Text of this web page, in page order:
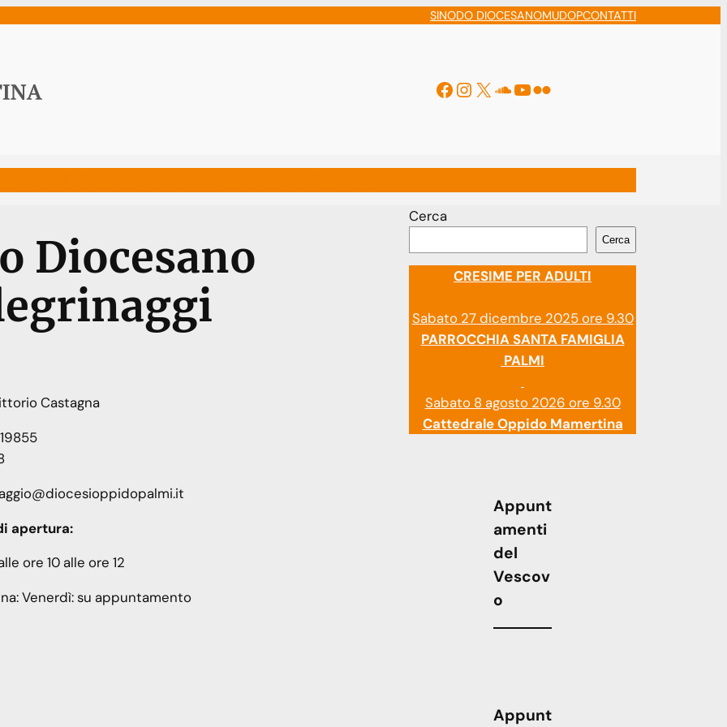
SINODO DIOCESANOMUDOPCONTATTI
Facebook
Instagram
X Soundcloud
YouTube
Flickr
Diocesano
Castagna
apertura:
ore 10 alle ore 12
Venerdì: su appuntamento
Cerca
Cerca
CRESIME PER ADULTI
Sabato 27 dicembre 2025 ore 9.30
PARROCCHIA SANTA FAMIGLIA
PALMI
Sabato 8 agosto 2026 ore 9.30
Cattedrale Oppido Mamertina
Appunt
amenti
del
Vescov
o
Appunt